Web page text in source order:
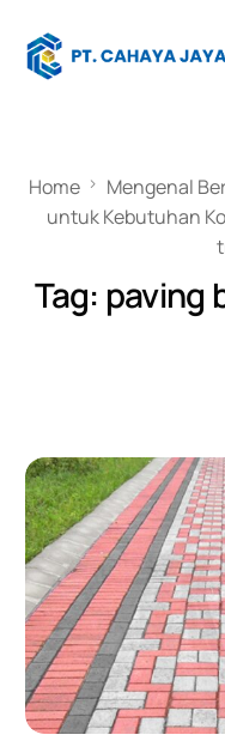
Home
Mengenal
untuk Kebutuhan
Tag: paving